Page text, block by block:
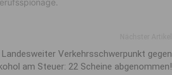
Landesweiter Verkehrsschwerpunkt gegen
am Steuer: 22 Scheine abgenommen!